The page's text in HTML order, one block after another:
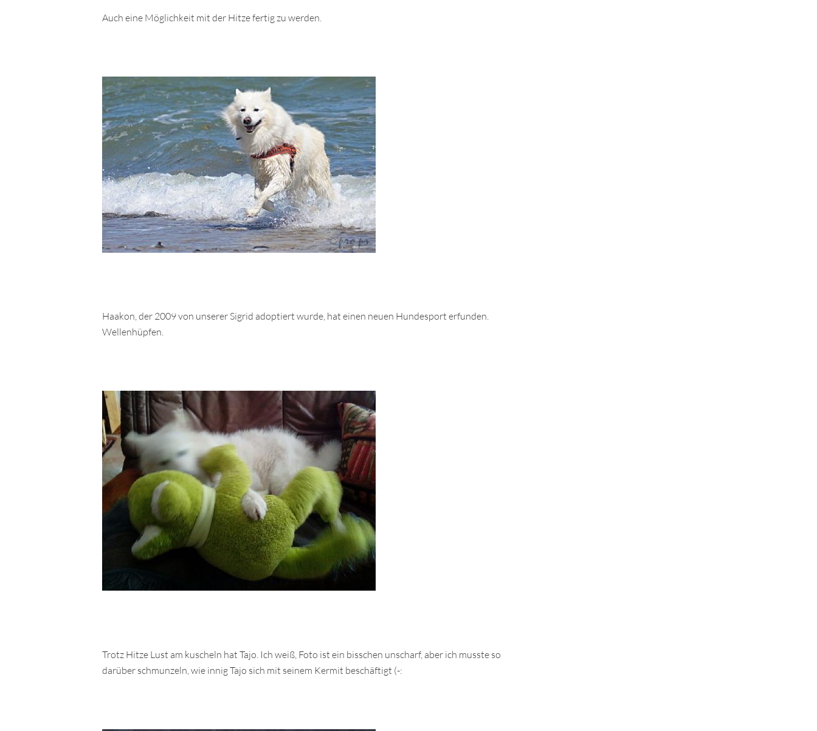
Auch eine Möglichkeit mit der Hitze fertig zu werden.
Haakon, der 2009 von unserer Sigrid adoptiert wurde, hat einen neuen Hundesport erfunden.
Wellenhüpfen.
Trotz Hitze Lust am kuscheln hat Tajo. Ich weiß, Foto ist ein bisschen unscharf, aber ich musste so
darüber schmunzeln, wie innig Tajo sich mit seinem Kermit beschäftigt (-: